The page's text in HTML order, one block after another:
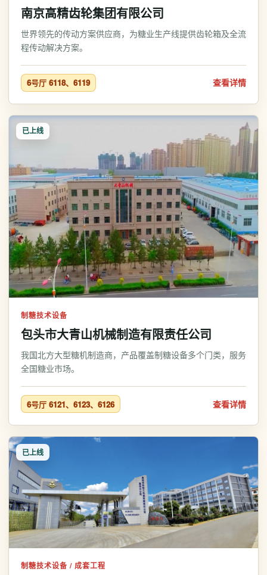
南京高精齿轮集团有限公司
世界领先的传动方案供应商，为糖业生产线提供齿轮箱及全流
程传动解决方案。
6号厅 6118、6119 查看详情
已上线
制糖技术设备
包头市大青山机械制造有限责任公司
我国北方大型糖机制造商，产品覆盖制糖设备多个门类，服务
全国糖业市场。
6号厅 6121、6123、6126 查看详情
已上线
制糖技术设备 / 成套工程